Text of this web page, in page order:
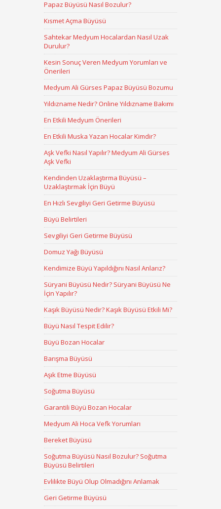
Papaz Büyüsü Nasıl Bozulur?
Kısmet Açma Büyüsü
Sahtekar Medyum Hocalardan Nasıl Uzak
Durulur?
Kesin Sonuç Veren Medyum Yorumları ve
Önerileri
Medyum Ali Gürses Papaz Büyüsü Bozumu
Yıldızname Nedir? Online Yıldızname Bakımı
En Etkili Medyum Önerileri
En Etkili Muska Yazan Hocalar Kimdir?
Aşk Vefki Nasıl Yapılır? Medyum Ali Gürses
Aşk Vefki
Kendinden Uzaklaştırma Büyüsü –
Uzaklaştırmak İçin Büyü
En Hızlı Sevgiliyi Geri Getirme Büyüsü
Büyü Belirtileri
Sevgiliyi Geri Getirme Büyüsü
Domuz Yağı Büyüsü
Kendimize Büyü Yapıldığını Nasıl Anlarız?
Süryani Büyüsü Nedir? Süryani Büyüsü Ne
İçin Yapılır?
Kaşık Büyüsü Nedir? Kaşık Büyüsü Etkili Mi?
Büyü Nasıl Tespit Edilir?
Büyü Bozan Hocalar
Barışma Büyüsü
Aşık Etme Büyüsü
Soğutma Büyüsü
Garantili Büyü Bozan Hocalar
Medyum Ali Hoca Vefk Yorumları
Bereket Büyüsü
Soğutma Büyüsü Nasıl Bozulur? Soğutma
Büyüsü Belirtileri
Evlilikte Büyü Olup Olmadığını Anlamak
Geri Getirme Büyüsü